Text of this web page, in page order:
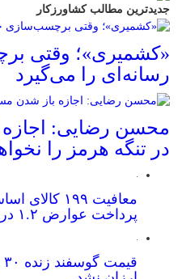
جدیدترین مطالب کشاورزکار
«کشمیری»؛ وقتی
رسانه‌ای را می‌گیرد
محسن رضایی:
در تنگه هرمز را
معافیت ۱۹۹
پرداخت عوارض ۱.۲ درصدی واردات